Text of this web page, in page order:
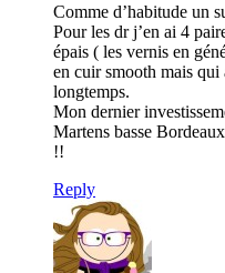
Comme d’habitude un
Pour les dr j’en ai 4
épais ( les vernis en
en cuir smooth mais
longtemps.
Mon dernier
Martens basse
!!
Reply